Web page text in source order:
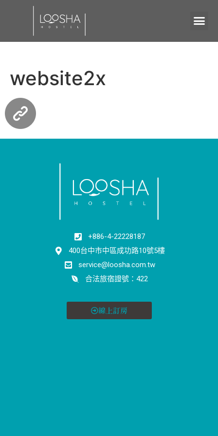
website2x
+886-4-22228187
400台中市中區成功路10號5樓
service@loosha.com.tw
合法旅宿證號：422
線上訂房